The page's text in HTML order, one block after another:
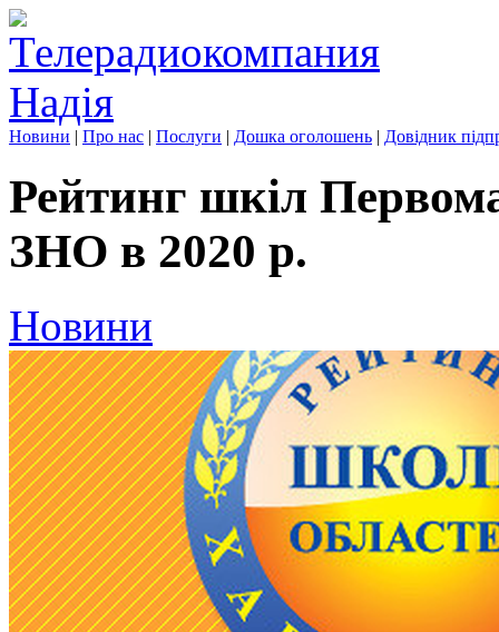
Новини | Про нас | Послуги | Дошка оголошень | Довідник
Рейтинг шкіл
ЗНО в 2020 р.
Новини